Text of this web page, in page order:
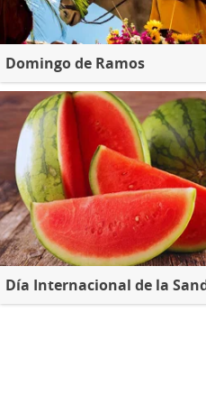
Domingo de Ramos
Día Internacional de la